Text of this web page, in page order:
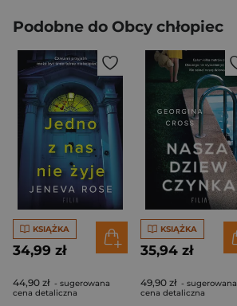
Podobne do Obcy chłopiec
KSIĄŻKA
34,99 zł
44,90 zł - sugerowana
cena detaliczna
KSIĄŻKA
35,94 zł
49,90 zł - sugerowana
cena detaliczna